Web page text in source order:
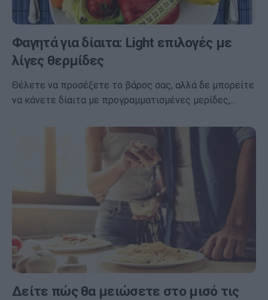
Φαγητά για δίαιτα: Light επιλογές με
λίγες θερμίδες
Θέλετε να προσέξετε το βάρος σας, αλλά δε μπορείτε
να κάνετε δίαιτα με προγραμματισμένες μερίδες,…
Δείτε πώς θα μειώσετε στο μισό τις